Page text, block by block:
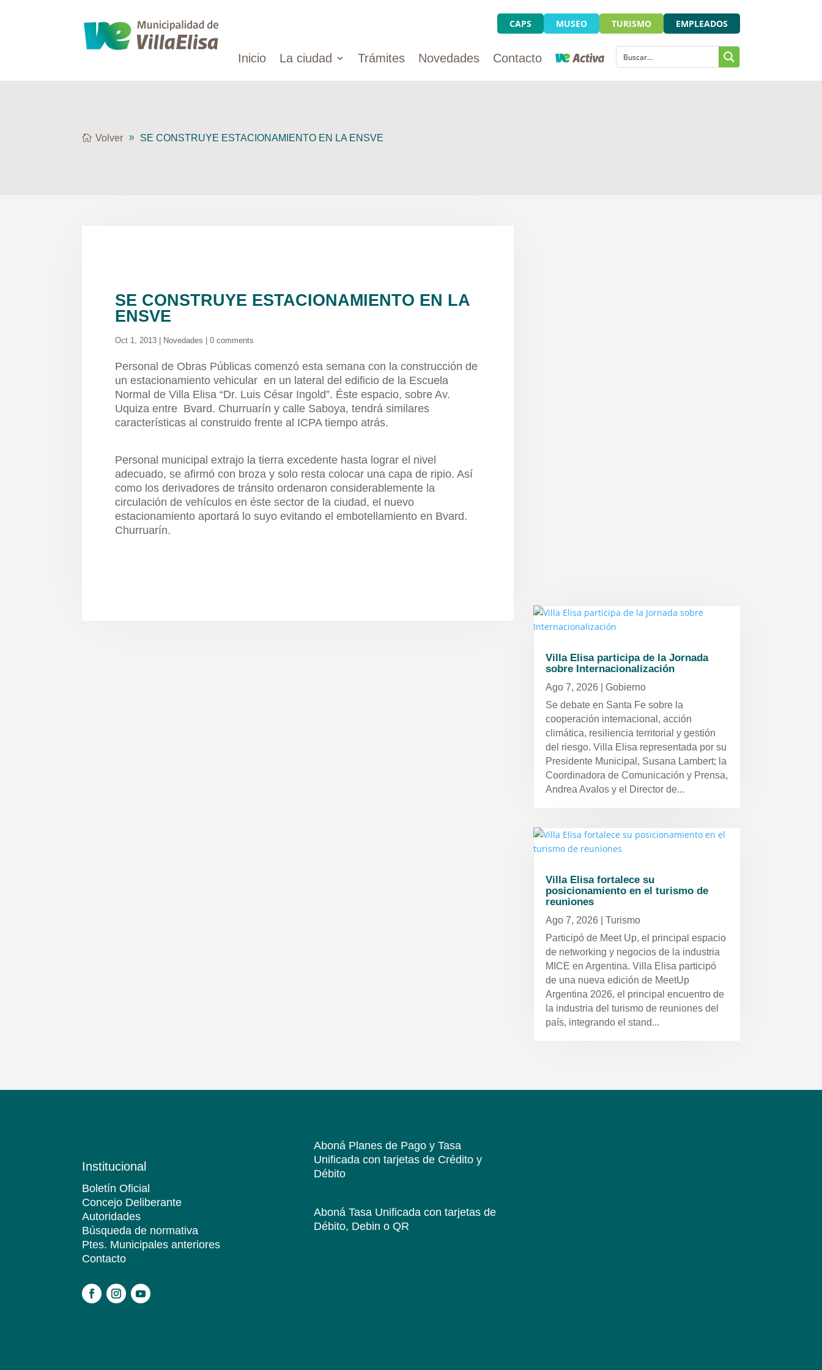
CAPS MUSEO TURISMO EMPLEADOS
Inicio La ciudad Trámites Novedades Contacto
Volver SE CONSTRUYE ESTACIONAMIENTO EN LA ENSVE
SE CONSTRUYE ESTACIONAMIENTO EN LA
ENSVE
Oct 1, 2013 Novedades |0 comments
Personal de Obras Públicas comenzó esta semana con la construcción de
un estacionamiento vehicular en un lateral del edificio de la Escuela
Normal de Villa Elisa “Dr. Luis César Ingold”. Éste espacio, sobre Av.
Uquiza entre Bvard. Churruarín y calle Saboya, tendrá similares
características al construido frente al ICPA tiempo atrás.
Personal municipal extrajo la tierra excedente hasta lograr el nivel
adecuado, se afirmó con broza y solo resta colocar una capa de ripio. Así
como los derivadores de tránsito ordenaron considerablemente la
circulación de vehículos en éste sector de la ciudad, el nuevo
estacionamiento aportará lo suyo evitando el embotellamiento en Bvard.
Churruarín.
Villa Elisa participa de la Jornada
sobre Internacionalización
Ago 7, 2026| Gobierno
Se debate en Santa Fe sobre la
cooperación internacional, acción
climática, resiliencia territorial y gestión
del riesgo. Villa Elisa representada por su
Presidente Municipal, Susana Lambert; la
Coordinadora de Comunicación y Prensa,
Andrea Avalos y el Director de...
Villa Elisa fortalece su
posicionamiento en el turismo de
reuniones
Ago 7, 2026| Turismo
Participó de Meet Up, el principal espacio
de networking y negocios de la industria
MICE en Argentina. Villa Elisa participó
de una nueva edición de MeetUp
Argentina 2026, el principal encuentro de
la industria del turismo de reuniones del
país, integrando el stand...
Institucional
Boletín Oficial
Concejo Deliberante
Autoridades
Búsqueda de normativa
Ptes. Municipales anteriores
Contacto
Aboná Planes de Pago y Tasa
Unificadacon tarjetas de Crédito y
Débito
Aboná Tasa Unificadacon tarjetas de
Débito, Debin o QR